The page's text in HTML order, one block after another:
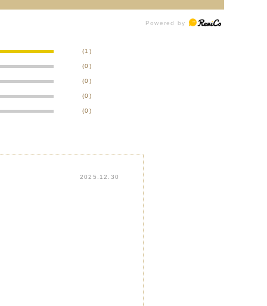
(1)
(0)
(0)
(0)
(0)
2025.12.30